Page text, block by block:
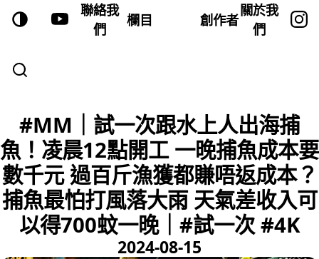
聯絡我
們
欄目 創作者
關於我
們
#MM｜試一次跟水上人出海捕
魚！凌晨12點開工 一晚捕魚成本要
數千元 過百斤漁獲都賺唔返成本？
捕魚最怕打風落大雨 天氣差收入可
以得700蚊一晚｜#試一次 #4K
2024-08-15